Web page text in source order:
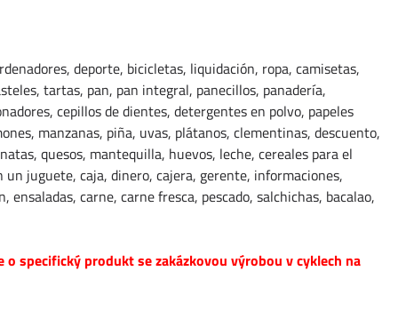
deporte, bicicletas, liquidación, ropa, camisetas,
tartas, pan, pan integral, panecillos, panadería,
cepillos de dientes, detergentes en polvo, papeles
manzanas, piña, uvas, plátanos, clementinas, descuento,
quesos, mantequilla, huevos, leche, cereales para el
juguete, caja, dinero, cajera, gerente, informaciones,
carne, carne fresca, pescado, salchichas, bacalao,
specifický produkt se zakázkovou výrobou v cyklech na